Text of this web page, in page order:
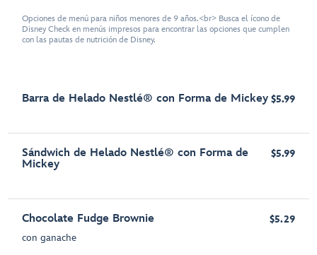
Opciones de menú para niños menores de 9 años.<br> Busca el ícono de
Disney Check en menús impresos para encontrar las opciones que cumplen
con las pautas de nutrición de Disney.
Barra de Helado Nestlé® con Forma de Mickey $5.99
Sándwich de Helado Nestlé® con Forma de
Mickey
$5.99
Chocolate Fudge Brownie
con ganache
$5.29